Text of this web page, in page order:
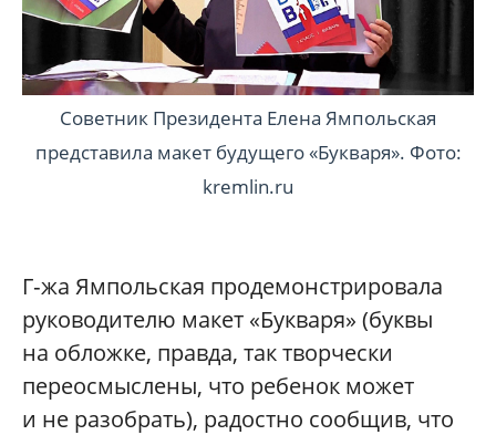
Советник Президента Елена Ямпольская
представила макет будущего «Букваря». Фото:
kremlin.ru
Г‑жа Ямпольская продемонстрировала
руководителю макет «Букваря» (буквы
на обложке, правда, так творчески
переосмыслены, что ребенок может
и не разобрать), радостно сообщив, что